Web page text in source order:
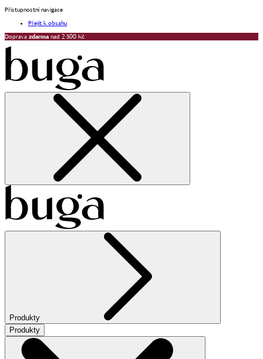
Přístupnostní navigace
Přejít k obsahu
Doprava zdarma nad 2 500 Kč
Produkty
Produkty